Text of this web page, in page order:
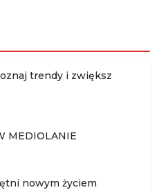
trendy i zwiększ
MEDIOLANIE
nowym życiem